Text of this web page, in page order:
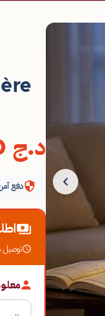
د.ج
دفع
توصيل